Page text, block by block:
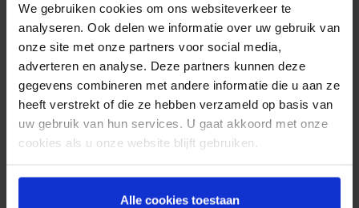
We gebruiken cookies om ons websiteverkeer te
analyseren. Ook delen we informatie over uw gebruik van
onze site met onze partners voor social media,
adverteren en analyse. Deze partners kunnen deze
gegevens combineren met andere informatie die u aan ze
heeft verstrekt of die ze hebben verzameld op basis van
uw gebruik van hun services. U gaat akkoord met onze
cookies als u onze website blijft gebruiken.
Alle cookies toestaan
ondersteunende communicatietools die bepaalde
taken uit handen nemen en onnodig werk
voorkomen, zodat zij zich kunnen richten op de
dingen die echt belangrijk zijn: het persoonlijke
klantcontact en het gestroomlijnd laten verlopen
van de ‘klantreis’.
Minder ‘no-shows’ in
de zorg